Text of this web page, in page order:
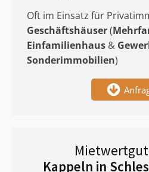
Oft im Einsatz für
Geschäftshäuser(
Einfamilienhaus &
Sonderimmobilien)
Kappeln in